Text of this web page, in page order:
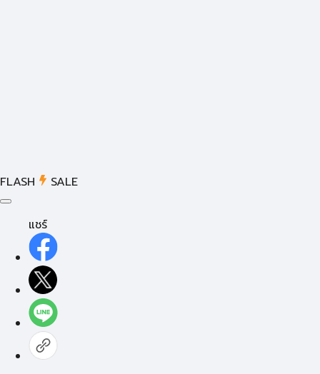
FLASH SALE
แชร์